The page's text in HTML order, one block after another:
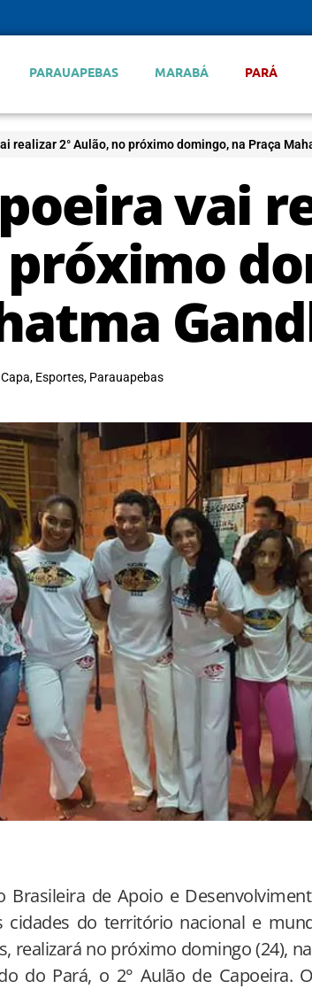
PARAUAPEBAS MARABÁ PARÁ
realizar 2° Aulão, no próximo domingo, na Praça
vai
Capa, Esportes, Parauapebas
Brasileira de Apoio e
cidades do território nacional e
realizará no próximo domingo (24),
do Pará, o 2° Aulão de Capoeira.